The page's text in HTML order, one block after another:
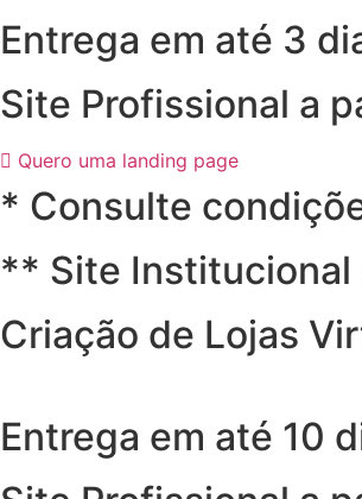
Entrega em até 3
Site Profissional a
Quero uma landing page
* Consulte
** Site
Criação de Lojas
Entrega em até 10